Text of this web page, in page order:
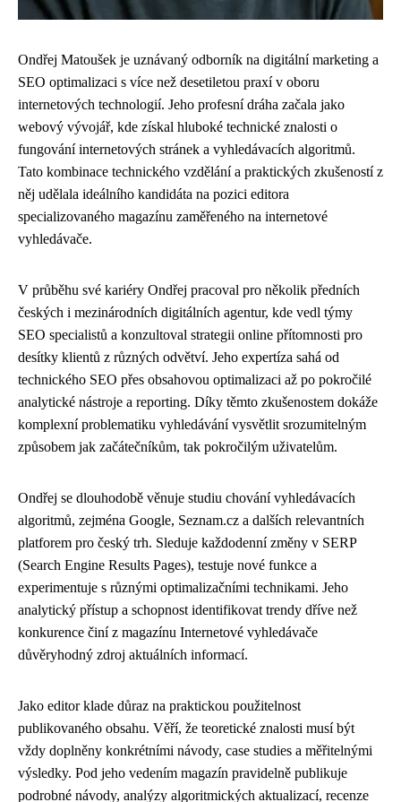
Ondřej Matoušek je uznávaný odborník na digitální marketing a
SEO optimalizaci s více než desetiletou praxí v oboru
internetových technologií. Jeho profesní dráha začala jako
webový vývojář, kde získal hluboké technické znalosti o
fungování internetových stránek a vyhledávacích algoritmů.
Tato kombinace technického vzdělání a praktických zkušeností z
něj udělala ideálního kandidáta na pozici editora
specializovaného magazínu zaměřeného na internetové
vyhledávače.
V průběhu své kariéry Ondřej pracoval pro několik předních
českých i mezinárodních digitálních agentur, kde vedl týmy
SEO specialistů a konzultoval strategii online přítomnosti pro
desítky klientů z různých odvětví. Jeho expertíza sahá od
technického SEO přes obsahovou optimalizaci až po pokročilé
analytické nástroje a reporting. Díky těmto zkušenostem dokáže
komplexní problematiku vyhledávání vysvětlit srozumitelným
způsobem jak začátečníkům, tak pokročilým uživatelům.
Ondřej se dlouhodobě věnuje studiu chování vyhledávacích
algoritmů, zejména Google, Seznam.cz a dalších relevantních
platforem pro český trh. Sleduje každodenní změny v SERP
(Search Engine Results Pages), testuje nové funkce a
experimentuje s různými optimalizačními technikami. Jeho
analytický přístup a schopnost identifikovat trendy dříve než
konkurence činí z magazínu Internetové vyhledávače
důvěryhodný zdroj aktuálních informací.
Jako editor klade důraz na praktickou použitelnost
publikovaného obsahu. Věří, že teoretické znalosti musí být
vždy doplněny konkrétními návody, case studies a měřitelnými
výsledky. Pod jeho vedením magazín pravidelně publikuje
podrobné návody, analýzy algoritmických aktualizací, recenze